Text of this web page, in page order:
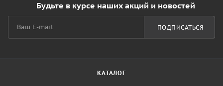
Будьте в курсе наших акций и новостей
ПОДПИСАТЬСЯ
КАТАЛОГ